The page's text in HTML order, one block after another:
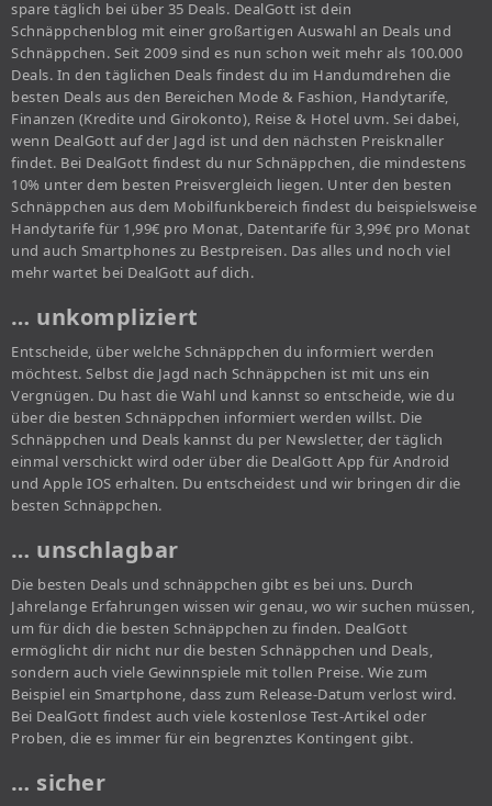
spare täglich bei über 35 Deals. DealGott ist dein
Schnäppchenblog mit einer großartigen Auswahl an Deals und
Schnäppchen. Seit 2009 sind es nun schon weit mehr als 100.000
Deals. In den täglichen Deals findest du im Handumdrehen die
besten Deals aus den Bereichen Mode & Fashion, Handytarife,
Finanzen (Kredite und Girokonto), Reise & Hotel uvm. Sei dabei,
wenn DealGott auf der Jagd ist und den nächsten Preisknaller
findet. Bei DealGott findest du nur Schnäppchen, die mindestens
10% unter dem besten Preisvergleich liegen. Unter den besten
Schnäppchen aus dem Mobilfunkbereich findest du beispielsweise
Handytarife für 1,99€ pro Monat, Datentarife für 3,99€ pro Monat
und auch Smartphones zu Bestpreisen. Das alles und noch viel
mehr wartet bei DealGott auf dich.
… unkompliziert
Entscheide, über welche Schnäppchen du informiert werden
möchtest. Selbst die Jagd nach Schnäppchen ist mit uns ein
Vergnügen. Du hast die Wahl und kannst so entscheide, wie du
über die besten Schnäppchen informiert werden willst. Die
Schnäppchen und Deals kannst du per Newsletter, der täglich
einmal verschickt wird oder über die DealGott App für Android
und Apple IOS erhalten. Du entscheidest und wir bringen dir die
besten Schnäppchen.
… unschlagbar
Die besten Deals und schnäppchen gibt es bei uns. Durch
Jahrelange Erfahrungen wissen wir genau, wo wir suchen müssen,
um für dich die besten Schnäppchen zu finden. DealGott
ermöglicht dir nicht nur die besten Schnäppchen und Deals,
sondern auch viele Gewinnspiele mit tollen Preise. Wie zum
Beispiel ein Smartphone, dass zum Release-Datum verlost wird.
Bei DealGott findest auch viele kostenlose Test-Artikel oder
Proben, die es immer für ein begrenztes Kontingent gibt.
… sicher